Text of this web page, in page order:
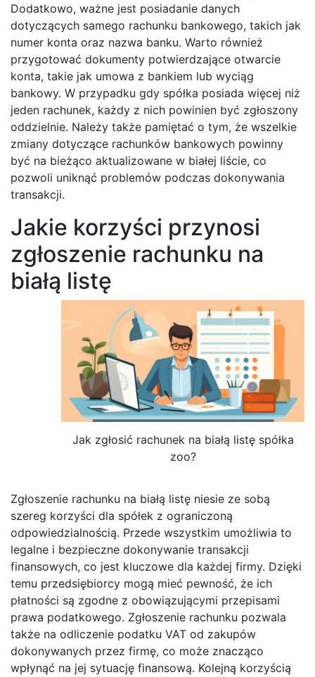
Dodatkowo, ważne jest posiadanie danych
dotyczących samego rachunku bankowego, takich jak
numer konta oraz nazwa banku. Warto również
przygotować dokumenty potwierdzające otwarcie
konta, takie jak umowa z bankiem lub wyciąg
bankowy. W przypadku gdy spółka posiada więcej niż
jeden rachunek, każdy z nich powinien być zgłoszony
oddzielnie. Należy także pamiętać o tym, że wszelkie
zmiany dotyczące rachunków bankowych powinny
być na bieżąco aktualizowane w białej liście, co
pozwoli uniknąć problemów podczas dokonywania
transakcji.
Jakie korzyści przynosi
zgłoszenie rachunku na
białą listę
Jak zgłosić rachunek na białą listę spółka
zoo?
Zgłoszenie rachunku na białą listę niesie ze sobą
szereg korzyści dla spółek z ograniczoną
odpowiedzialnością. Przede wszystkim umożliwia to
legalne i bezpieczne dokonywanie transakcji
finansowych, co jest kluczowe dla każdej firmy. Dzięki
temu przedsiębiorcy mogą mieć pewność, że ich
płatności są zgodne z obowiązującymi przepisami
prawa podatkowego. Zgłoszenie rachunku pozwala
także na odliczenie podatku VAT od zakupów
dokonywanych przez firmę, co może znacząco
wpłynąć na jej sytuację finansową. Kolejną korzyścią